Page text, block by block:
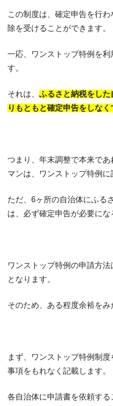
この制度は、確定申告を行
除を受けることができます。
一応、ワンストップ特例を
す。
それは、 ふるさと納税をし
りもともと確定申告をしなく
つまり、年末調整で本来で
マンは、ワンストップ特例に
ただ、6ヶ所の自治体にふる
は、必ず確定申告が必要にな
ワンストップ特例の申請方法
となります。
そのため、ある程度余裕をみ
まず、ワンストップ特例制
事項をもれなく記載します。
各自治体に申請書を依頼す